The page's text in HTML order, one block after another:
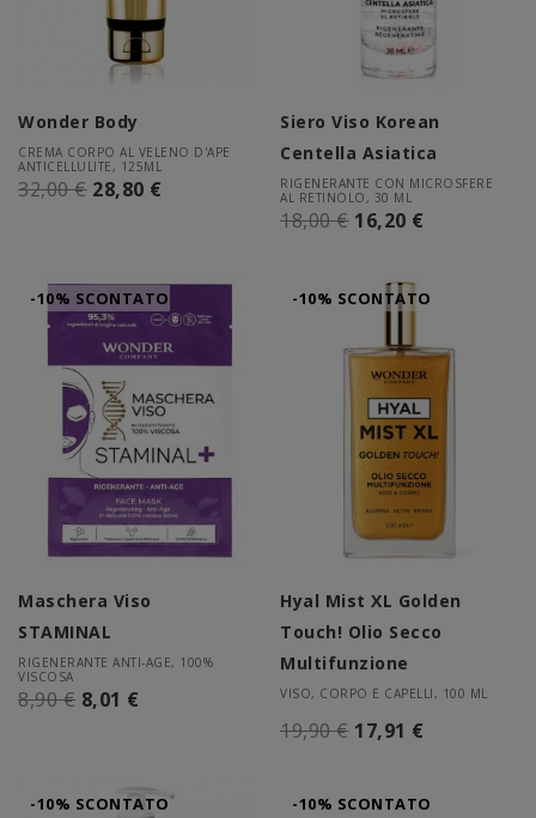
Wonder Body
CREMA CORPO AL VELENO D'APE
ANTICELLULITE, 125ML
32,00 € 28,80 €
Siero Viso Korean
Centella Asiatica
RIGENERANTE CON MICROSFERE
AL RETINOLO, 30 ML
18,00 € 16,20 €
-10% SCONTATO
Maschera Viso
STAMINAL
RIGENERANTE ANTI-AGE, 100%
VISCOSA
8,90 € 8,01 €
-10% SCONTATO
Hyal Mist XL Golden
Touch! Olio Secco
Multifunzione
VISO, CORPO E CAPELLI, 100 ML
19,90 € 17,91 €
-10% SCONTATO -10% SCONTATO